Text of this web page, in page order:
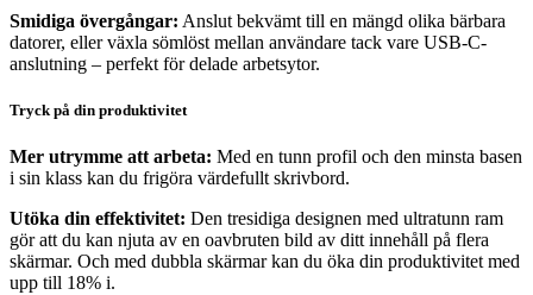
Smidiga övergångar: Anslut bekvämt till en mängd olika bärbara
datorer, eller växla sömlöst mellan användare tack vare USB-C-
anslutning – perfekt för delade arbetsytor.
Tryck på din produktivitet
Mer utrymme att arbeta: Med en tunn profil och den minsta basen
i sin klass kan du frigöra värdefullt skrivbord.
Utöka din effektivitet: Den tresidiga designen med ultratunn ram
gör att du kan njuta av en oavbruten bild av ditt innehåll på flera
skärmar. Och med dubbla skärmar kan du öka din produktivitet med
upp till 18% i.